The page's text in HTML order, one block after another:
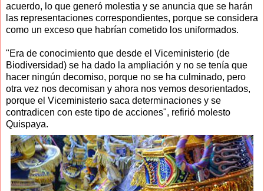
acuerdo, lo que generó molestia y se anuncia que se harán
las representaciones correspondientes, porque se considera
como un exceso que habrían cometido los uniformados.
"Era de conocimiento que desde el Viceministerio (de
Biodiversidad) se ha dado la ampliación y no se tenía que
hacer ningún decomiso, porque no se ha culminado, pero
otra vez nos decomisan y ahora nos vemos desorientados,
porque el Viceministerio saca determinaciones y se
contradicen con este tipo de acciones", refirió molesto
Quispaya.